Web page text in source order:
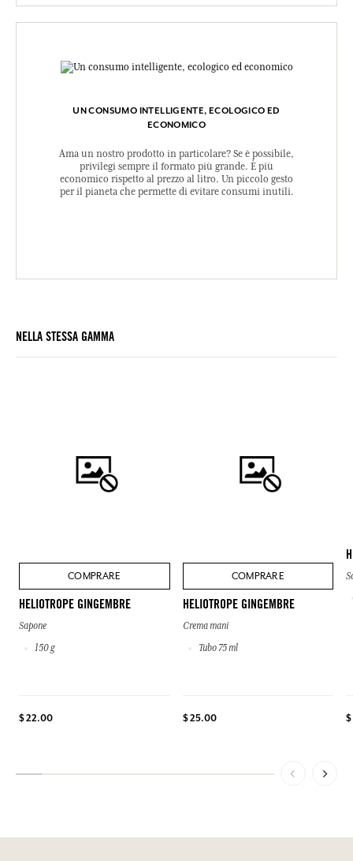
UN CONSUMO INTELLIGENTE, ECOLOGICO ED
ECONOMICO
Ama un nostro prodotto in particolare? Se è possibile,
privilegi sempre il formato più grande. È più
economico rispetto al prezzo al litro. Un piccolo gesto
per il pianeta che permette di evitare consumi inutili.
NELLA STESSA GAMMA
COMPRARE
HELIOTROPE GINGEMBRE
Sapone
150 g
$ 22.00
COMPRARE
HELIOTROPE GINGEMBRE
Crema mani
Tubo 75 ml
$ 25.00